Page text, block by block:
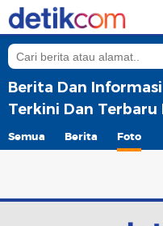
Berita Dan
Terkini Dan
Semua Berita Foto